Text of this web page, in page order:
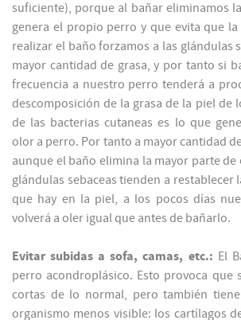
suficiente), porque al bañar eliminamos
genera el propio perro y que evita que la
realizar el baño forzamos a las glándulas
mayor cantidad de grasa, y por tanto si
frecuencia a nuestro perro tenderá a
descomposición de la grasa de la piel de
de las bacterias cutaneas es lo que
olor a perro. Por tanto a mayor cantidad
aunque el baño elimina la mayor parte de
glándulas sebaceas tienden a restablecer
que hay en la piel, a los pocos días
volverá a oler igual que antes de bañarlo.
Evitar subidas a sofa, camas, etc.: El
perro acondroplásico. Esto provoca que
cortas de lo normal, pero también
organismo menos visible: los cartílagos